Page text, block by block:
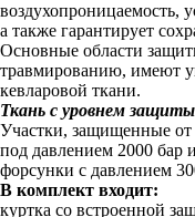
ног).
Уровень
защиты
20/30
до
3000
бар
воздухопроницаемость,
а также гарантирует
Основные области
травмированию, имеют
кевларовой ткани.
Ткань с уровнем
Участки, защищенные от
под давлением 2000 бар
форсунки с давлением
В комплект входит:
куртка со встроенной